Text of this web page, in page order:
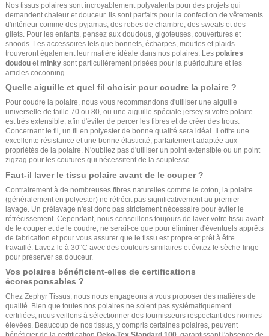
Nos tissus polaires sont incroyablement polyvalents pour des projets qui
demandent chaleur et douceur. Ils sont parfaits pour la confection de vêtements
d'intérieur comme des pyjamas, des robes de chambre, des sweats et des
gilets. Pour les enfants, pensez aux doudous, gigoteuses, couvertures et
snoods. Les accessoires tels que bonnets, écharpes, moufles et plaids
trouveront également leur matière idéale dans nos polaires. Les polaires
doudou et minky sont particulièrement prisées pour la puériculture et les
articles cocooning.
Quelle aiguille et quel fil choisir pour coudre la polaire ?
Pour coudre la polaire, nous vous recommandons d'utiliser une aiguille
universelle de taille 70 ou 80, ou une aiguille spéciale jersey si votre polaire
est très extensible, afin d'éviter de percer les fibres et de créer des trous.
Concernant le fil, un fil en polyester de bonne qualité sera idéal. Il offre une
excellente résistance et une bonne élasticité, parfaitement adaptée aux
propriétés de la polaire. N'oubliez pas d'utiliser un point extensible ou un point
zigzag pour les coutures qui nécessitent de la souplesse.
Faut-il laver le tissu polaire avant de le couper ?
Contrairement à de nombreuses fibres naturelles comme le coton, la polaire
(généralement en polyester) ne rétrécit pas significativement au premier
lavage. Un prélavage n'est donc pas strictement nécessaire pour éviter le
rétrécissement. Cependant, nous conseillons toujours de laver votre tissu avant
de le couper et de le coudre, ne serait-ce que pour éliminer d'éventuels apprêts
de fabrication et pour vous assurer que le tissu est propre et prêt à être
travaillé. Lavez-le à 30°C avec des couleurs similaires et évitez le sèche-linge
pour préserver sa douceur.
Vos polaires bénéficient-elles de certifications
écoresponsables ?
Chez Zephyr Tissus, nous nous engageons à vous proposer des matières de
qualité. Bien que toutes nos polaires ne soient pas systématiquement
certifiées, nous veillons à sélectionner des fournisseurs respectant des normes
élevées. Beaucoup de nos tissus, y compris certaines polaires, peuvent